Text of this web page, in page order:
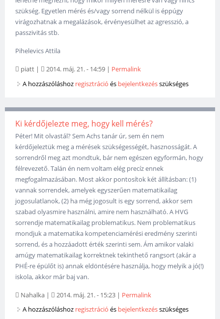
szükség. Egyetlen mérés és/vagy sorrend nélkül is éppúgy
virágozhatnak a megalázások, érvényesülhet az agresszió, a
passzivitás stb.
Pihelevics Attila
piatt | 2014. máj. 21. - 14:59 | Permalink
A hozzászóláshoz regisztráció és bejelentkezésszükséges
Ki kérdőjelezte meg, hogy kell mérés?
Péter! Mit olvastál? Sem Achs tanár úr, sem én nem
kérdőjeleztük meg a mérések szükségességét, hasznosságát. A
sorrendről meg azt mondtuk, bár nem egészen egyformán, hogy
félrevezető. Talán én nem voltam elég precíz ennek
megfogalmazásában. Most akkor pontosítok két állításban: (1)
vannak sorrendek, amelyek egyszerűen matematikailag
jogosulatlanok, (2) ha még jogosult is egy sorrend, akkor sem
szabad olyasmire használni, amire nem használható. A HVG
sorrendje matematikailag problematikus. Nem problematikus
mondjuk a matematika kompetenciamérési eredmény szerinti
sorrend, és a hozzáadott érték szerinti sem. Ám amikor valaki
amúgy matematikailag korrektnek tekinthető rangsort (akár a
PHÉ-re épülőt is) annak eldöntésére használja, hogy melyik a jó(!)
iskola, akkor már baj van.
Nahalka | 2014. máj. 21. - 15:23 | Permalink
A hozzászóláshoz regisztráció és bejelentkezésszükséges